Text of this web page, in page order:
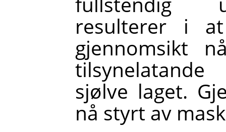
resulterer i
gjennomsikt
sjølve laget.
nå styrt av